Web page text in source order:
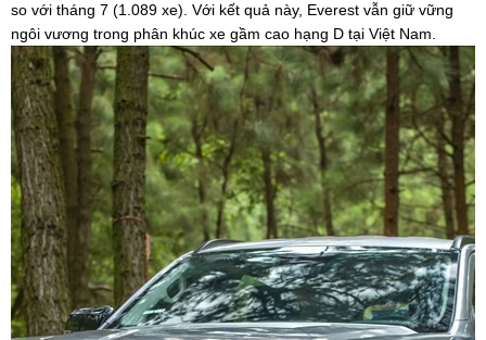
so với tháng 7 (1.089 xe). Với kết quả này, Everest vẫn giữ vững
ngôi vương trong phân khúc xe gầm cao hạng D tại Việt Nam.